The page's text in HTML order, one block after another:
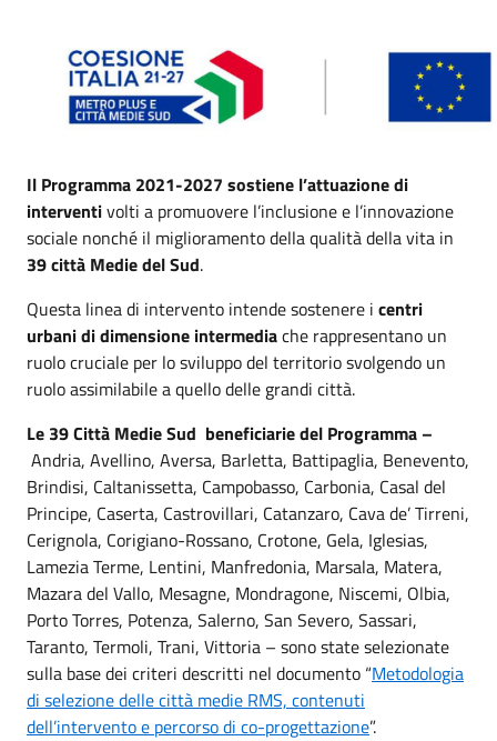
Il Programma 2021-2027 sostiene l’attuazione di
interventivolti a promuovere l’inclusione e l’innovazione
sociale nonché il miglioramento della qualità della vita in
39 città Medie del Sud.
Questa linea di intervento intende sostenere i centri
urbani di dimensione intermediache rappresentano un
ruolo cruciale per lo sviluppo del territorio svolgendo un
ruolo assimilabile a quello delle grandi città.
Le 39 Città Medie Sud beneficiarie del Programma –
Andria, Avellino, Aversa, Barletta, Battipaglia, Benevento,
Brindisi, Caltanissetta, Campobasso, Carbonia, Casal del
Principe, Caserta, Castrovillari, Catanzaro, Cava de’ Tirreni,
Cerignola, Corigiano-Rossano, Crotone, Gela, Iglesias,
Lamezia Terme, Lentini, Manfredonia, Marsala, Matera,
Mazara del Vallo, Mesagne, Mondragone, Niscemi, Olbia,
Porto Torres, Potenza, Salerno, San Severo, Sassari,
Taranto, Termoli, Trani, Vittoria – sono state selezionate
sulla base dei criteri descritti nel documento “Metodologia
di selezione delle città medie RMS, contenuti
dell’intervento e percorso di co-progettazione”.